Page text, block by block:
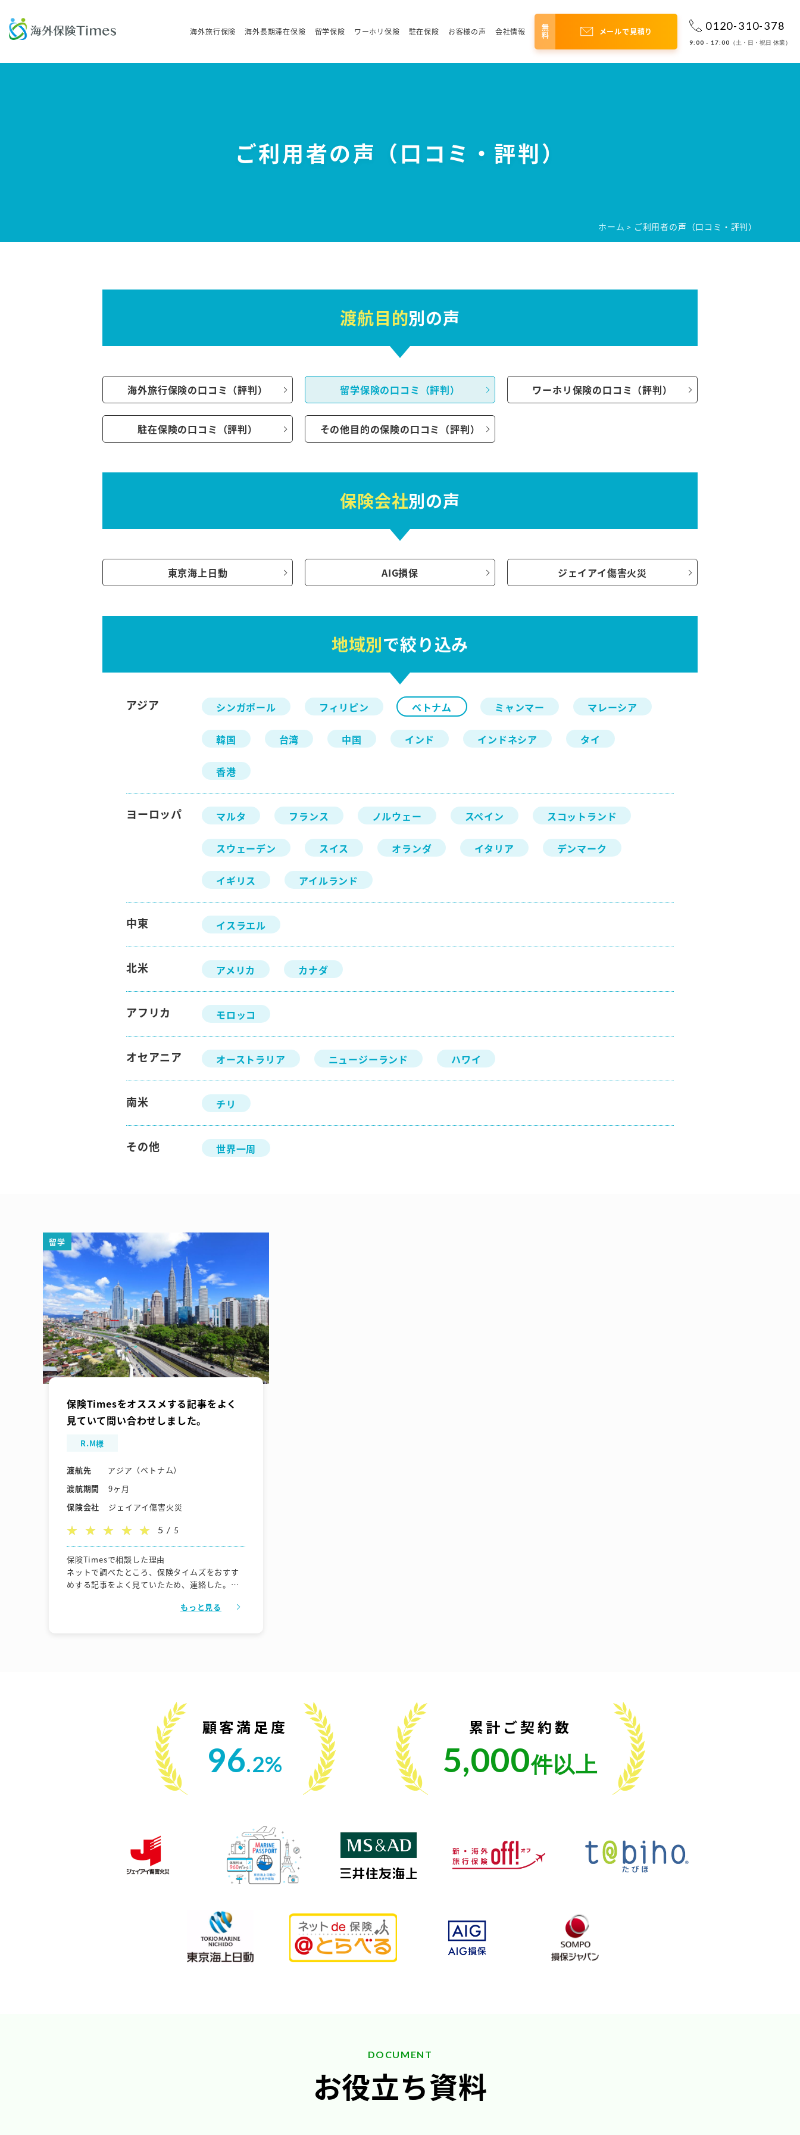
海外旅行保険 海外長期滞在保険 留学保険 ワーホリ保険 駐在保険 お客様の声 会社情報 無料 メールで見積り 0120-310-378
9:00 - 17:00 （土・日・祝日 休業）
ご利用者の声（口コミ・評判）
ホーム > ご利用者の声（口コミ・評判）
渡航目的別の声
海外旅行保険の口コミ（評判） 留学保険の口コミ（評判） ワーホリ保険の口コミ（評判）
駐在保険の口コミ（評判） その他目的の保険の口コミ（評判）
保険会社別の声
東京海上日動 AIG損保 ジェイアイ傷害火災
地域別で絞り込み
アジア シンガポール フィリピン ベトナム ミャンマー マレーシア
韓国 台湾 中国 インド インドネシア タイ
香港
ヨーロッパ マルタ フランス ノルウェー スペイン スコットランド
スウェーデン スイス オランダ イタリア デンマーク
イギリス アイルランド
中東 イスラエル
北米 アメリカ カナダ
アフリカ モロッコ
オセアニア オーストラリア ニュージーランド ハワイ
南米 チリ
その他 世界一周
留学
保険Timesをオススメする記事をよく
見ていて問い合わせしました。
R.M様
渡航先
アジア（ベトナム）
渡航期間
9ヶ月
保険会社
ジェイアイ傷害火災
5 / 5
保険Timesで相談した理由
ネットで調べたところ、保険タイムズをおすす
めする記事をよく見ていたため、連絡した。保
にやりとりできるシステムが紹介されており相
もっと見る
顧客満足度
96.2%
累計ご契約数
5,000件以上
DOCUMENT
お役立ち資料